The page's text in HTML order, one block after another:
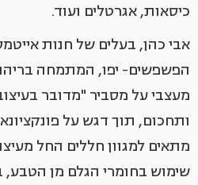
כיסאות, אגרטלים ועוד.
אבי כהן, בעלים של חנות
הפשפשים- יפו, המתמחה
מעצבי על מסביר "מדובר
ותחכום, תוך דגש על
מתאים למגוון חללים החל
שימוש בחומרי הגלם מן הטבע,